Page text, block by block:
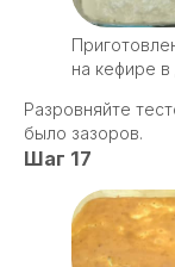
на кефире в
Разровняйте
было зазоров.
Шаг 17